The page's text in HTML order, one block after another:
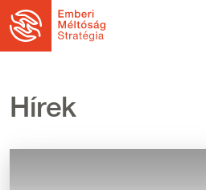
Ugrás a tartalomra
Hírek